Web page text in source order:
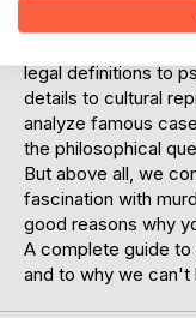
In this book, you'll
legal definitions to
details to cultural
analyze famous
the philosophical
But above all, we
fascination with
good reasons why
A complete guide
and to why we can't